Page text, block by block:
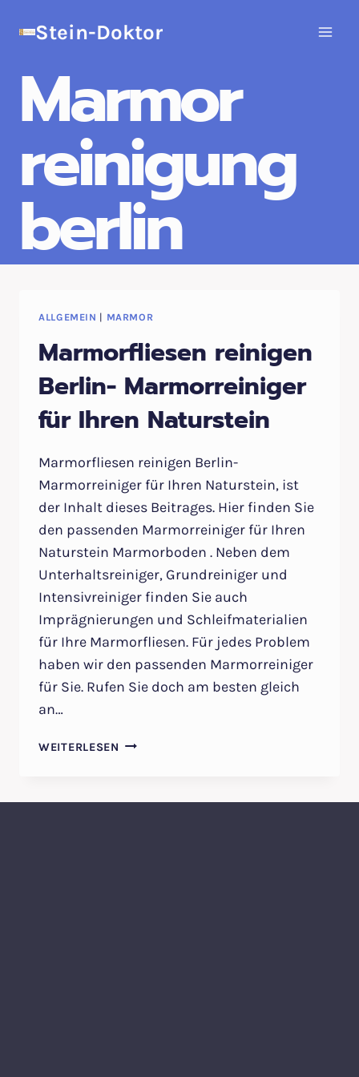
InhaltStein-Doktor
Marmor
reinigung
berlin
ALLGEMEIN | MARMOR
Marmorfliesen reinigen
Berlin- Marmorreiniger
für Ihren Naturstein
Marmorfliesen reinigen Berlin-
Marmorreiniger für Ihren Naturstein, ist
der Inhalt dieses Beitrages. Hier finden Sie
den passenden Marmorreiniger für Ihren
Naturstein Marmorboden . Neben dem
Unterhaltsreiniger, Grundreiniger und
Intensivreiniger finden Sie auch
Imprägnierungen und Schleifmaterialien
für Ihre Marmorfliesen. Für jedes Problem
haben wir den passenden Marmorreiniger
für Sie. Rufen Sie doch am besten gleich
an…
WEITERLESEN MARMORFLIESEN